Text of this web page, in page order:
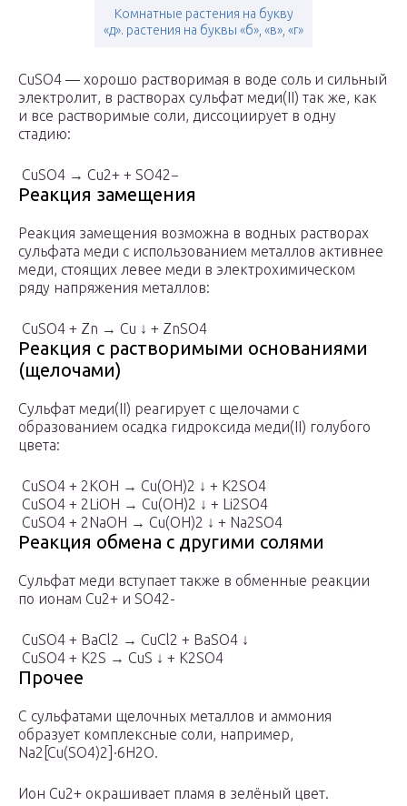
Комнатные растения на букву
«д». растения на буквы «б», «в», «г»
CuSO4 — хорошо растворимая в воде соль и сильный
электролит, в растворах сульфат меди(II) так же, как
и все растворимые соли, диссоциирует в одну
стадию:
CuSO4 → Cu2+ + SO42−
Реакция замещения
Реакция замещения возможна в водных растворах
сульфата меди с использованием металлов активнее
меди, стоящих левее меди в электрохимическом
ряду напряжения металлов:
CuSO4 + Zn → Cu ↓ + ZnSO4
Реакция с растворимыми основаниями
(щелочами)
Сульфат меди(II) реагирует с щелочами с
образованием осадка гидроксида меди(II) голубого
цвета:
CuSO4 + 2KOH → Cu(OH)2 ↓ + K2SO4
CuSO4 + 2LiOH → Cu(OH)2 ↓ + Li2SO4
CuSO4 + 2NaOH → Cu(OH)2 ↓ + Na2SO4
Реакция обмена с другими солями
Сульфат меди вступает также в обменные реакции
по ионам Cu2+ и SO42-
CuSO4 + BaCl2 → CuCl2 + BaSO4 ↓
CuSO4 + K2S → CuS ↓ + K2SO4
Прочее
С сульфатами щелочных металлов и аммония
образует комплексные соли, например,
Na2 [Cu(SO4)2 ]·6H2O.
Ион Cu2+ окрашивает пламя в зелёный цвет.